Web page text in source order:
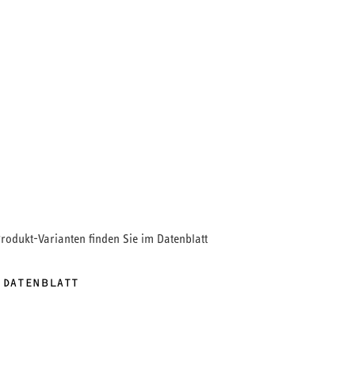
Varianten finden Sie im Datenblatt